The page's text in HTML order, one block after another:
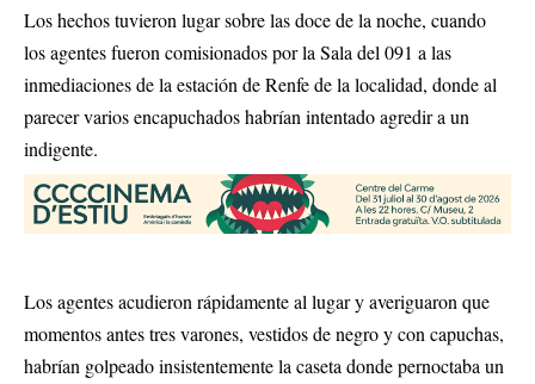
Los hechos tuvieron lugar sobre las doce de la noche, cuando
los agentes fueron comisionados por la Sala del 091 a las
inmediaciones de la estación de Renfe de la localidad, donde al
parecer varios encapuchados habrían intentado agredir a un
indigente.
Los agentes acudieron rápidamente al lugar y averiguaron que
momentos antes tres varones, vestidos de negro y con capuchas,
habrían golpeado insistentemente la caseta donde pernoctaba un